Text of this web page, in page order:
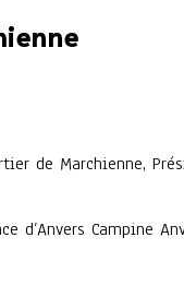
de Marchienne,
d’Anvers Campine